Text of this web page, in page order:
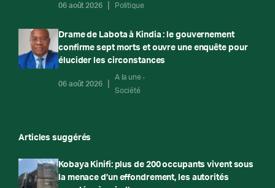
06 août 2026 Politique
Drame de Labota à Kindia : le gouvernement
confirme sept morts et ouvre une enquête pour
élucider les circonstances
06 août 2026
A la une
Société
Articles suggérés
Kobaya Kinifi: plus de 200 occupants vivent sous
la menace d’un effondrement, les autorités